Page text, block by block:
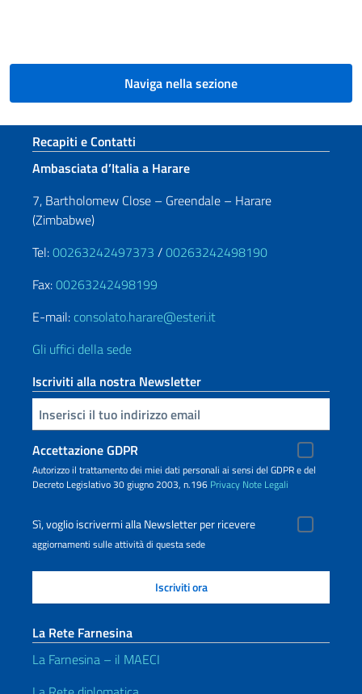
Naviga nella sezione
Sezione footer
Recapiti e Contatti
Ambasciata d’Italia a Harare
7, Bartholomew Close – Greendale – Harare
(Zimbabwe)
Tel:00263242497373 /00263242498190
Fax:00263242498199
E-mail: consolato.harare@esteri.it
Gli uffici della sede
Iscriviti alla nostra Newsletter
Inserisci la tua email
Accettazione GDPR
Autorizzo il trattamento dei miei dati personali ai sensi del GDPR e del
Decreto Legislativo 30 giugno 2003, n.196 Privacy Note Legali
Sì, voglio iscrivermi alla Newsletter per ricevere
aggiornamenti sulle attività di questa sede
La Rete Farnesina
La Farnesina – il MAECI